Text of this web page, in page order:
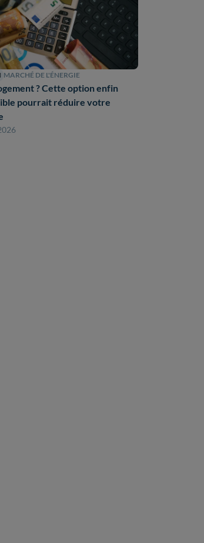
MARCHÉ DE L'ÉNERGIE
? Cette option enfin
pourrait réduire votre